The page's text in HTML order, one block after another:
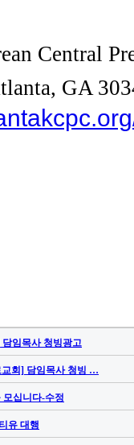
Central
GA
임목사 청빙광고
회] 담임목사 청빙 …
십니다-수정
유 대행